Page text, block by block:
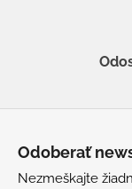
Odoberať
Nezmeškajte